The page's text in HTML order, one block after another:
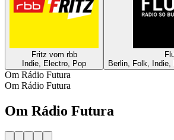
Fritz vom rbb
Indie, Electro, Pop
Berlin, Folk,
Om Rádio Futura
Om Rádio Futura
Om Rádio Futura